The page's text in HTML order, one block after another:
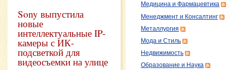
Sony выпустила
новые
интеллектуальные IP-
камеры с ИК-
подсветкой для
видеосъемки на улице
Медицина и Фармацевтика
Менеджмент и Консалтинг
Металлургия
Мода и Стиль
Недвижимость
Образование и Наука